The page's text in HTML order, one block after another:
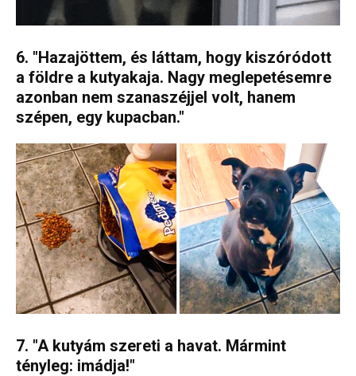
6. "Hazajöttem, és láttam, hogy kiszóródott
a földre a kutyakaja. Nagy meglepetésemre
azonban nem szanaszéjjel volt, hanem
szépen, egy kupacban."
7. "A kutyám szereti a havat. Mármint
tényleg: imádja!"